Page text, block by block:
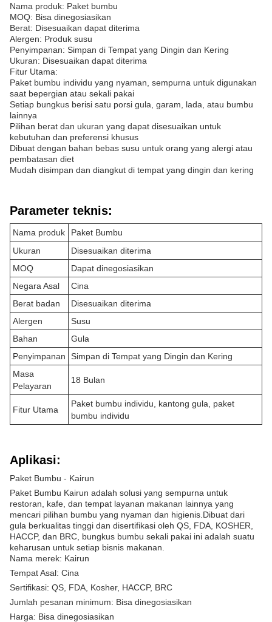
Nama produk: Paket bumbu
MOQ: Bisa dinegosiasikan
Berat: Disesuaikan dapat diterima
Alergen: Produk susu
Penyimpanan: Simpan di Tempat yang Dingin dan Kering
Ukuran: Disesuaikan dapat diterima
Fitur Utama:
Paket bumbu individu yang nyaman, sempurna untuk digunakan
saat bepergian atau sekali pakai
Setiap bungkus berisi satu porsi gula, garam, lada, atau bumbu
lainnya
Pilihan berat dan ukuran yang dapat disesuaikan untuk
kebutuhan dan preferensi khusus
Dibuat dengan bahan bebas susu untuk orang yang alergi atau
pembatasan diet
Mudah disimpan dan diangkut di tempat yang dingin dan kering
Parameter teknis:
Nama produk
Paket Bumbu
Ukuran
Disesuaikan diterima
MOQ
Dapat dinegosiasikan
Negara Asal
Cina
Berat badan
Disesuaikan diterima
Alergen
Susu
Bahan
Gula
Penyimpanan
Simpan di Tempat yang Dingin dan Kering
Masa
Pelayaran
18 Bulan
Fitur Utama
Paket bumbu individu, kantong gula, paket
bumbu individu
Aplikasi:
Paket Bumbu - Kairun
Paket Bumbu Kairun adalah solusi yang sempurna untuk
restoran, kafe, dan tempat layanan makanan lainnya yang
mencari pilihan bumbu yang nyaman dan higienis.Dibuat dari
gula berkualitas tinggi dan disertifikasi oleh QS, FDA, KOSHER,
HACCP, dan BRC, bungkus bumbu sekali pakai ini adalah suatu
keharusan untuk setiap bisnis makanan.
Nama merek: Kairun
Tempat Asal: Cina
Sertifikasi: QS, FDA, Kosher, HACCP, BRC
Jumlah pesanan minimum: Bisa dinegosiasikan
Harga: Bisa dinegosiasikan